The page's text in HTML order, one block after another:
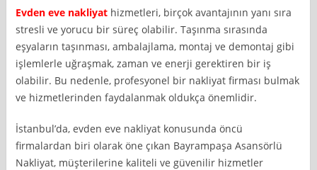
Evden eve nakliyat hizmetleri, birçok avantajının yanı sıra
stresli ve yorucu bir süreç olabilir. Taşınma sırasında
eşyaların taşınması, ambalajlama, montaj ve demontaj gibi
işlemlerle uğraşmak, zaman ve enerji gerektiren bir iş
olabilir. Bu nedenle, profesyonel bir nakliyat firması bulmak
ve hizmetlerinden faydalanmak oldukça önemlidir.
İstanbul’da, evden eve nakliyat konusunda öncü
firmalardan biri olarak öne çıkan Bayrampaşa Asansörlü
Nakliyat, müşterilerine kaliteli ve güvenilir hizmetler